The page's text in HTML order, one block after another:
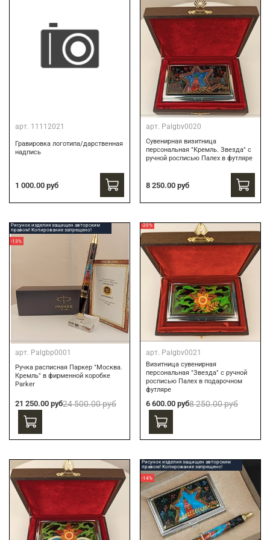
арт. 11112021
Гравировка логотипа/дарственная
надпись
1 000.00 руб
арт. Palgbv0020
Сувенирная визитница
персональная "Кремль. Звезда" с
ручной росписью Палех в футляре
8 250.00 руб
Рисунок изделия защищен авторским
правом! Копирование запрещено!
-13%
арт. Palgbp0001
Ручка расписная Паркер "Москва.
Кремль" в фирменной коробке
Parker
21 250.00 руб24 500.00 руб
-20%
арт. Palgbv0021
Визитница сувенирная
персональная "Звезда" с ручной
росписью Палех в подарочном
футляре
6 600.00 руб8 250.00 руб
Рисунок изделия защищен авторским
правом! Копирование запрещено!
-14%